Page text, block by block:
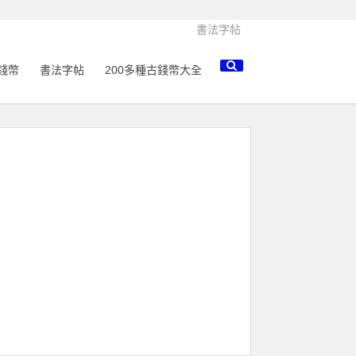
書法字帖
幣 書法字帖 200多種古錢幣大全